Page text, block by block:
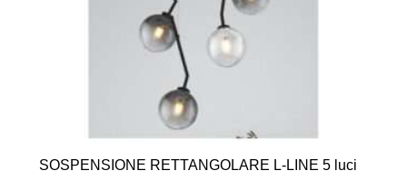
SOSPENSIONE RETTANGOLARE L-LINE 5 luci